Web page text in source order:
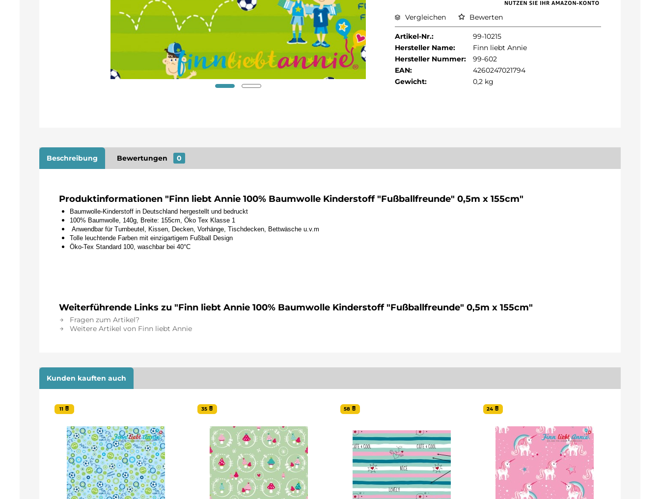
Vergleichen Bewerten
Artikel-Nr.:
99-10215
Hersteller Name:
Finn liebt Annie
Hersteller Nummer:
99-602
EAN:
4260247021794
Gewicht:
0,2 kg
Beschreibung Bewertungen 0
Produktinformationen "Finn liebt Annie 100% Baumwolle Kinderstoff "Fußballfreunde" 0,5m x 155cm"
Baumwolle-Kinderstoff in Deutschland hergestellt und bedruckt
100% Baumwolle, 140g, Breite: 155cm, Öko Tex Klasse 1
Anwendbar für Turnbeutel, Kissen, Decken, Vorhänge, Tischdecken, Bettwäsche u.v.m
Tolle leuchtende Farben mit einzigartigem Fußball Design
Öko-Tex Standard 100, waschbar bei 40°C
Weiterführende Links zu "Finn liebt Annie 100% Baumwolle Kinderstoff "Fußballfreunde" 0,5m x 155cm"
Fragen zum Artikel?
Weitere Artikel von Finn liebt Annie
Kunden kauften auch
11 35 58 24